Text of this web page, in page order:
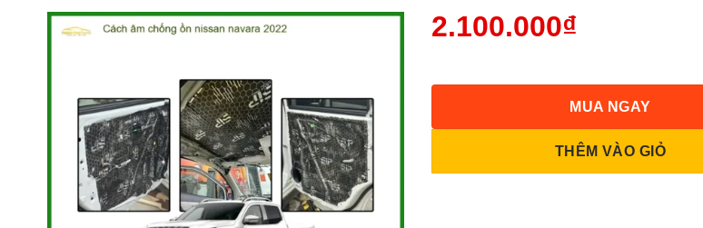
2.100.000₫
THÊM VÀO GIỎ
MUA NGAY